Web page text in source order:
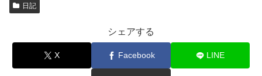
日記
シェアする
X Facebook LINE